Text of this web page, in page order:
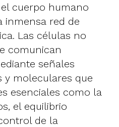
cuerpo humano
inmensa red de
Las células no
comunican
señales
y moleculares que
esenciales como la
el equilibrio
de la